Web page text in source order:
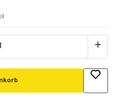
+